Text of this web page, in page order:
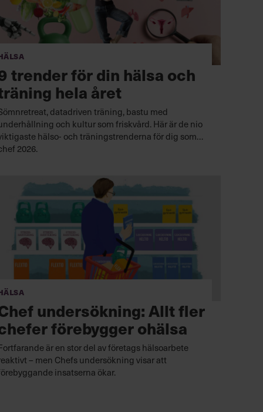
trender för din hälsa och
hela året
datadriven träning, bastu med
och kultur som friskvård. Här är de nio
hälso- och träningstrenderna för dig som
2026.
undersökning: Allt fler
förebygger ohälsa
är en stor del av företags hälsoarbete
– men Chefs undersökning visar att
insatserna ökar.